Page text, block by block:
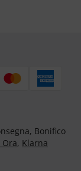
Bonifico
Ora, Klarna